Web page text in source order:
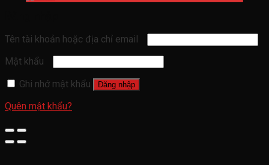
Tên tài khoản hoặc địa chỉ email
Mật khẩu
Ghi nhớ mật khẩu
Đăng nhập
Quên mật khẩu?